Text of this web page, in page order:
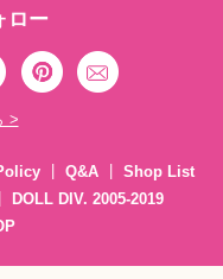
ロー
>
Q&A
Shop List
DOLL DIV. 2005-2019